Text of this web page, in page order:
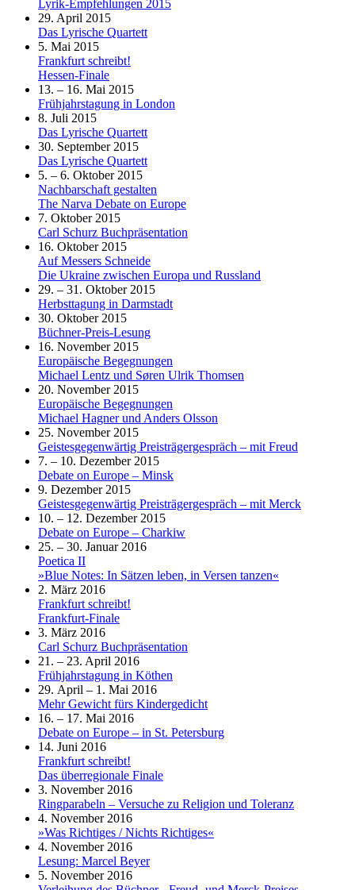
Lyrik-Empfehlungen 2015
29. April 2015
Das Lyrische Quartett
5. Mai 2015
Frankfurt schreibt!
Hessen-Finale
13. – 16. Mai 2015
Frühjahrstagung in London
8. Juli 2015
Das Lyrische Quartett
30. September 2015
Das Lyrische Quartett
5. – 6. Oktober 2015
Nachbarschaft gestalten
The Narva Debate on Europe
7. Oktober 2015
Carl Schurz Buchpräsentation
16. Oktober 2015
Auf Messers Schneide
Die Ukraine zwischen Europa und Russland
29. – 31. Oktober 2015
Herbsttagung in Darmstadt
30. Oktober 2015
Büchner-Preis-Lesung
16. November 2015
Europäische Begegnungen
Michael Lentz und Søren Ulrik Thomsen
20. November 2015
Europäische Begegnungen
Michael Hagner und Anders Olsson
25. November 2015
Geistesgegenwärtig Preisträgergespräch – mit Freud
7. – 10. Dezember 2015
Debate on Europe – Minsk
9. Dezember 2015
Geistesgegenwärtig Preisträgergespräch – mit Merck
10. – 12. Dezember 2015
Debate on Europe – Charkiw
25. – 30. Januar 2016
Poetica II
»Blue Notes: In Sätzen leben, in Versen tanzen«
2. März 2016
Frankfurt schreibt!
Frankfurt-Finale
3. März 2016
Carl Schurz Buchpräsentation
21. – 23. April 2016
Frühjahrstagung in Köthen
29. April – 1. Mai 2016
Mehr Gewicht fürs Kindergedicht
16. – 17. Mai 2016
Debate on Europe – in St. Petersburg
14. Juni 2016
Frankfurt schreibt!
Das überregionale Finale
3. November 2016
Ringparabeln – Versuche zu Religion und Toleranz
4. November 2016
»Was Richtiges / Nichts Richtiges«
4. November 2016
Lesung: Marcel Beyer
5. November 2016